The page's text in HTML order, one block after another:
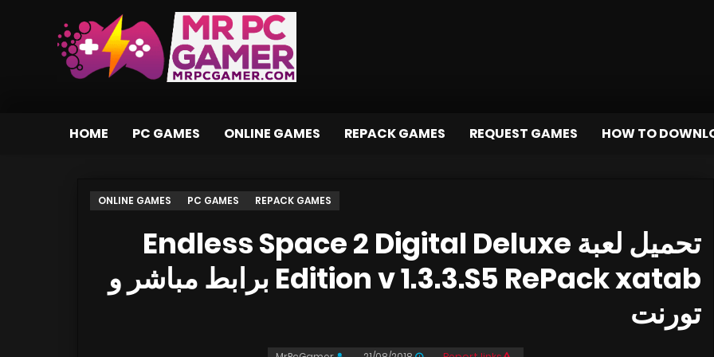
HOME PC GAMES ONLINE GAMES REPACK GAMES REQUEST GAMES HOW TO
ONLINE GAMES PC GAMES REPACK GAMES
تحميل لعبة Endless Space 2 Digital Deluxe
Edition v 1.3.3.S5 RePack xatab برابط مباشر و
تورنت